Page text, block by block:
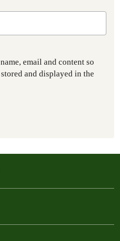
email and content so
and displayed in the